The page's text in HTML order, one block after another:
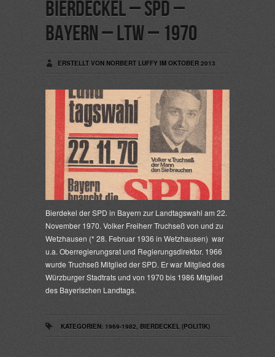
Bierdeckel – SPD –
Bayern – LTW – 1970
ERSTELLT VON NORBERT LUFFY IM OKTOBER 2013
Bierdekel der SPD in Bayern zur Landtagswahl am 22.
November 1970. Volker Freiherr Truchseß von und zu
Wetzhausen (* 28. Februar 1936 in Wetzhausen) war
u.a. Oberregierungsrat und Regierungsdirektor. 1966
wurde Truchseß Mitglied der SPD. Er war Mitglied des
Würzburger Stadtrats und von 1970 bis 1986 Mitglied
des Bayerischen Landtags.
KATEGORIEN: 1969-1982, BIERDECKEL (POLITIK)